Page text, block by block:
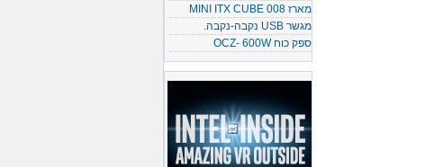
מארז MINI ITX CUBE 008
מגשר USB נקבה-נקבה.
ספק כוח OCZ- 600W